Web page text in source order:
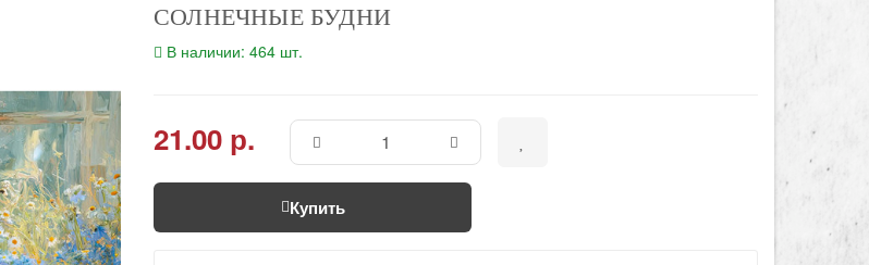
СОЛНЕЧНЫЕ БУДНИ
В наличии: 464 шт.
21.00 р.
Купить